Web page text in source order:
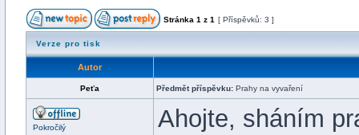
Stránka 1 z 1 [ Příspěvků: 3 ]
Verze pro tisk
Autor
Peťa Předmět příspěvku: Prahy na vyvaření
Pokročilý
Ahojte, sháním